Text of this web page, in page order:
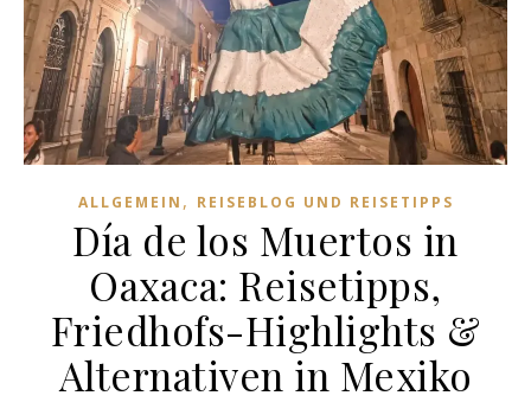
ALLGEMEIN , REISEBLOG UND REISETIPPS
Día de los Muertos in
Oaxaca: Reisetipps,
Friedhofs-Highlights &
Alternativen in Mexiko